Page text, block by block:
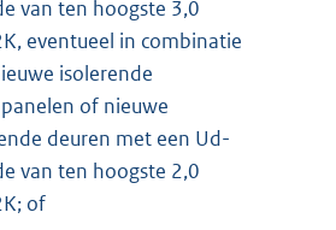
van ten hoogste 3,0
eventueel in combinatie
isolerende
of nieuwe
deuren met een Ud-
van ten hoogste 2,0
of